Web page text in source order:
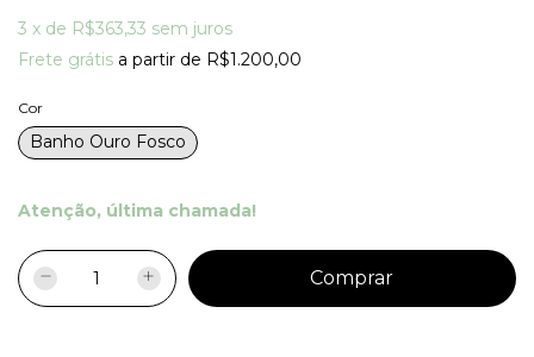
3 x de R$363,33 sem juros
Frete grátis a partir de R$1.200,00
Cor
Banho Ouro Fosco
Atenção, última chamada!